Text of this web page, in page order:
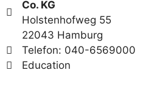
Co. KG
Holstenhofweg 55
22043 Hamburg
Telefon: 040-6569000
Education